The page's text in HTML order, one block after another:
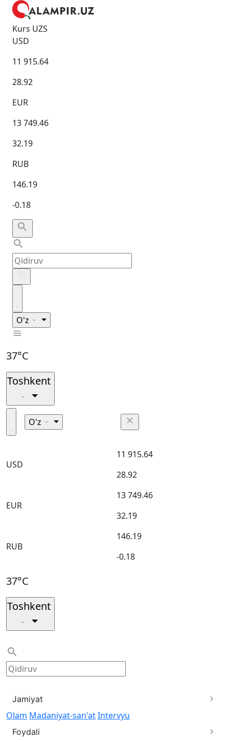
Kurs UZS
USD
11 915.64
28.92
EUR
13 749.46
32.19
RUB
146.19
-0.18
O'z
37°C
Toshkent
O'z
USD
11 915.64
28.92
EUR
13 749.46
32.19
RUB
146.19
-0.18
37°C
Toshkent
Jamiyat
Olam Madaniyat-san'atIntervyu
Foydali